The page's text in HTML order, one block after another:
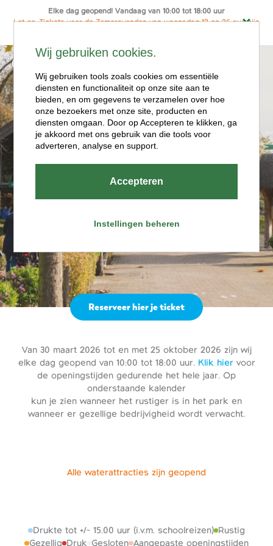
Elke dag geopend! Vandaag van 10:00 tot 18:00 uur
Let op: Tickets voor de Zomeravonden van woensdag 12 en 26 aug zijn
Ga
naar
de
inhoud
Openingstijde
n
Van 30 maart 2026 tot en met 25 oktober 2026 zijn wij
elke dag geopend van 10:00 tot 18:00 uur. Klik hiervoor
de openingstijden gedurende het hele jaar. Op
onderstaande kalender
kun je zien wanneer het rustiger is in het park en
wanneer er gezellige bedrijvigheid wordt verwacht.
Reserveer hier je ticket
Alle waterattracties zijn geopend
Aangepaste openingstijden
Druk
Drukte tot +/- 15.00 uur (i.v.m. schoolreizen)
Gesloten
Gezellig
Rustig
Wij gebruiken cookies.
Wij gebruiken tools zoals cookies om essentiële
diensten en functionaliteit op onze site aan te
bieden, en om gegevens te verzamelen over hoe
onze bezoekers met onze site, producten en
diensten omgaan. Door op Accepteren te klikken, ga
je akkoord met ons gebruik van die tools voor
adverteren, analyse en support.
Accepteren
Instellingen beheren